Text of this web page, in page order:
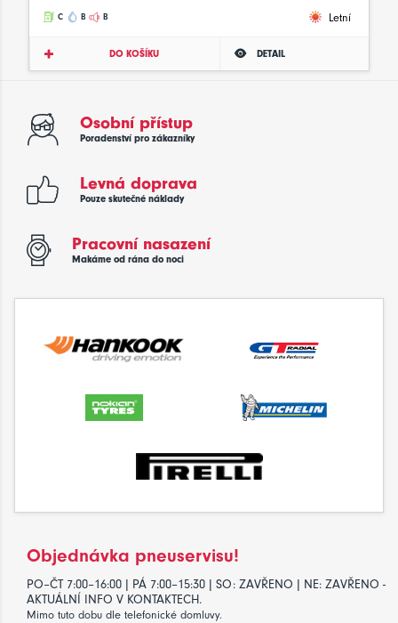
C B B Letní
DO KOŠÍKU DETAIL
Osobní přístup
Poradenství pro zákazníky
Levná doprava
Pouze skutečné náklady
Pracovní nasazení
Makáme od rána do noci
Objednávka pneuservisu!
PO–ČT 7:00–16:00 | PÁ 7:00–15:30 | SO: ZAVŘENO | NE: ZAVŘENO -
AKTUÁLNÍ INFO V KONTAKTECH.
Mimo tuto dobu dle telefonické domluvy.